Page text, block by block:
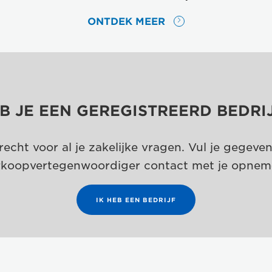
ONTDEK MEER
JE EEN GEREGISTREERD
voor al je zakelijke vragen. Vul je
contact met je
IK HEB EEN BEDRIJF